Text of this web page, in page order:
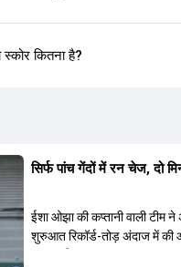
कितना है?
सिर्फ पांच गेंदों में रन चेज, दो
ईशा ओझा की कप्तानी वाली टीम
शुरुआत रिकॉर्ड-तोड़ अंदाज में